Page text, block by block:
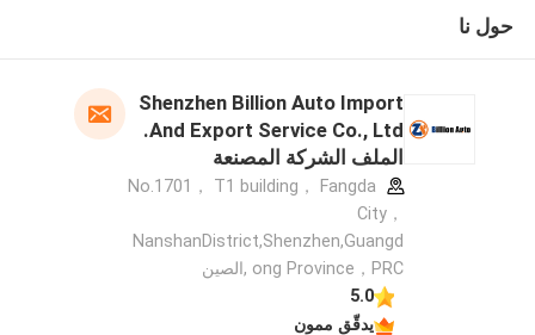
حول نا
Shenzhen Billion Auto Import
And Export Service Co., Ltd.
الملف الشركة المصنعة
No.1701， T1 building， Fangda
City，
NanshanDistrict,Shenzhen,Guangd
ong Province，PRC ,الصين
5.0
يدقّق ممون